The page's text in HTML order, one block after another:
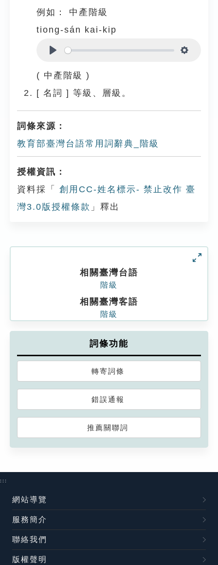
例如：
中產階級
tiong-sán kai-kip
( 中產階級 )
[ 名詞 ] 等級、層級。
詞條來源：
教育部臺灣台語常用詞辭典_階級
授權資訊：
資料採「
創用CC-姓名標示- 禁止改作 臺
灣3.0版授權條款 」釋出
相關臺灣台語
階級
相關臺灣客語
階級
詞條功能
轉寄詞條
錯誤通報
推薦關聯詞
:::
網站導覽
服務簡介
聯絡我們
版權聲明